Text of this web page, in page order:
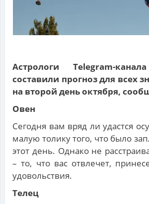
Астрологи Telegram-
составили прогноз для всех
на второй день октября,
Овен
Сегодня вам вряд ли удастся
малую толику того, что было
этот день. Однако не
– то, что вас отвлечет,
удовольствия.
Телец